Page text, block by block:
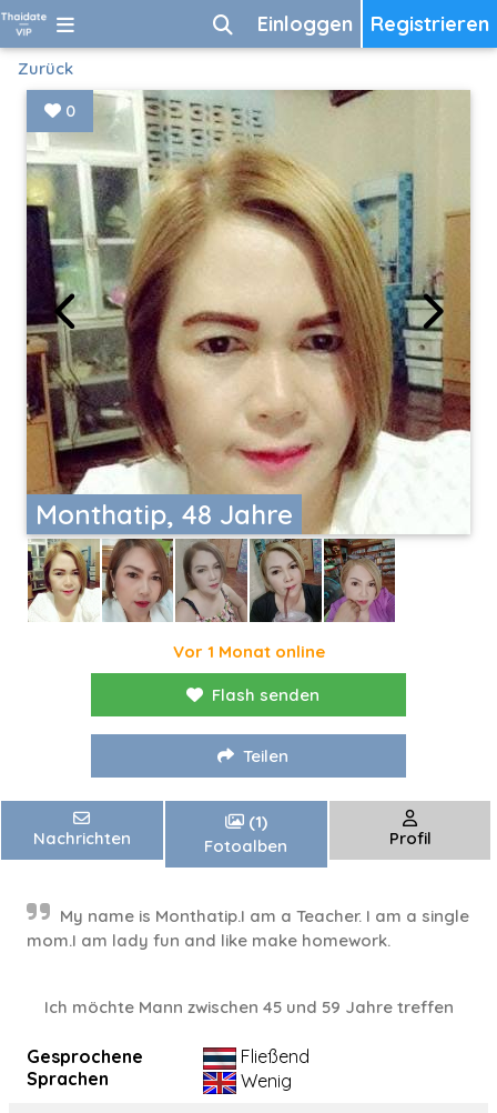
Registrieren
Einloggen
Zurück
Monthatip, 48 Jahre
0
Vor 1 Monat online
Flash senden
Teilen
Nachrichten
(1)
Fotoalben
Profil
My name is Monthatip.I am a Teacher. I am a single
mom.I am lady fun and like make homework.
Ich möchte Mann zwischen 45 und 59 Jahre treffen
Gesprochene
Sprachen
Fließend
Wenig